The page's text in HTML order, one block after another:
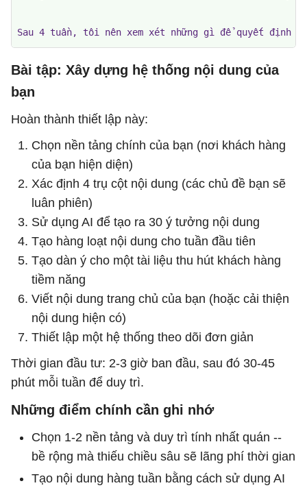
Sau 4 tuần, tôi nên xem xét những gì để quyết định
Bài tập: Xây dựng hệ thống nội dung của
bạn
Hoàn thành thiết lập này:
Chọn nền tảng chính của bạn (nơi khách hàng
của bạn hiện diện)
Xác định 4 trụ cột nội dung (các chủ đề bạn sẽ
luân phiên)
Sử dụng AI để tạo ra 30 ý tưởng nội dung
Tạo hàng loạt nội dung cho tuần đầu tiên
Tạo dàn ý cho một tài liệu thu hút khách hàng
tiềm năng
Viết nội dung trang chủ của bạn (hoặc cải thiện
nội dung hiện có)
Thiết lập một hệ thống theo dõi đơn giản
Thời gian đầu tư: 2-3 giờ ban đầu, sau đó 30-45
phút mỗi tuần để duy trì.
Những điểm chính cần ghi nhớ
Chọn 1-2 nền tảng và duy trì tính nhất quán --
bề rộng mà thiếu chiều sâu sẽ lãng phí thời gian
Tạo nội dung hàng tuần bằng cách sử dụng AI